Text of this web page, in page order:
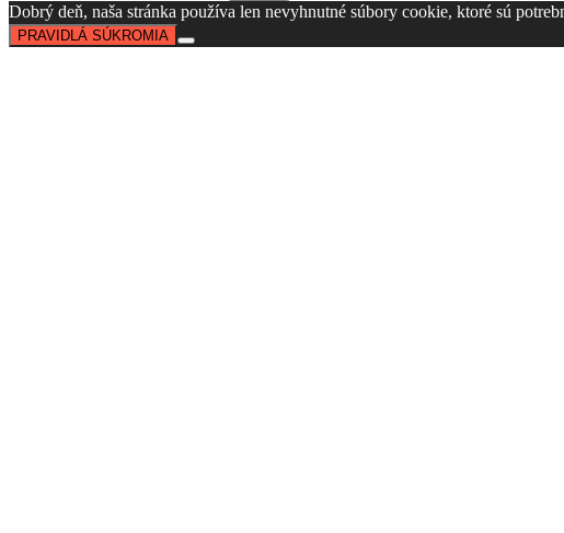
Dobrý deň, naša stránka používa len nevyhnutné súbory cookie, ktoré sú
PRAVIDLÁ SÚKROMIA